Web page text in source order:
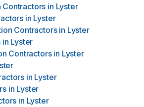
Contractors in Lyster
in Lyster
Contractors in Lyster
in Lyster
Contractors in Lyster
in Lyster
in Lyster
in Lyster